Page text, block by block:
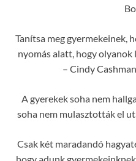
Tanítsa meg gyermekeinek,
nyomás alatt, hogy olyanok
– Cindy
A gyerekek soha nem
soha nem mulasztották el
Csak két maradandó